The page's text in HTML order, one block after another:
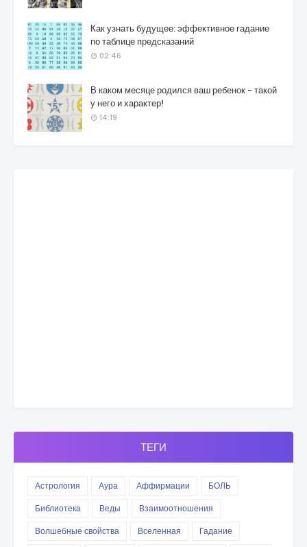
Как узнать будущее: эффективное гадание
по таблице предсказаний
02:46
В каком месяце родился ваш ребенок - такой
у него и характер!
14:19
ТЕГИ
Астрология Аура Аффирмации
БОЛЬ
Библиотека
Веды
Взаимоотношения
Волшебные свойства
Вселенная
Гадание